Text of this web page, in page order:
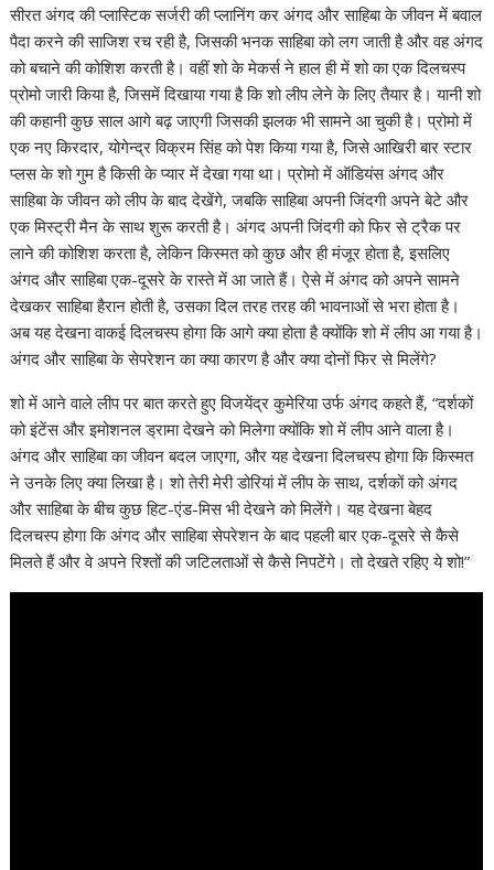
सीरत अंगद की प्लास्टिक सर्जरी की प्लानिंग कर अंगद और साहिबा के जीवन में बवाल
पैदा करने की साजिश रच रही है, जिसकी भनक साहिबा को लग जाती है और वह अंगद
को बचाने की कोशिश करती है। वहीं शो के मेकर्स ने हाल ही में शो का एक दिलचस्प
प्रोमो जारी किया है, जिसमें दिखाया गया है कि शो लीप लेने के लिए तैयार है। यानी शो
की कहानी कुछ साल आगे बढ़ जाएगी जिसकी झलक भी सामने आ चुकी है। प्रोमो में
एक नए किरदार, योगेन्द्र विक्रम सिंह को पेश किया गया है, जिसे आखिरी बार स्टार
प्लस के शो गुम है किसी के प्यार में देखा गया था। प्रोमो में ऑडियंस अंगद और
साहिबा के जीवन को लीप के बाद देखेंगे, जबकि साहिबा अपनी जिंदगी अपने बेटे और
एक मिस्ट्री मैन के साथ शुरू करती है। अंगद अपनी जिंदगी को फिर से ट्रैक पर
लाने की कोशिश करता है, लेकिन किस्मत को कुछ और ही मंजूर होता है, इसलिए
अंगद और साहिबा एक-दूसरे के रास्ते में आ जाते हैं। ऐसे में अंगद को अपने सामने
देखकर साहिबा हैरान होती है, उसका दिल तरह तरह की भावनाओं से भरा होता है।
अब यह देखना वाकई दिलचस्प होगा कि आगे क्या होता है क्योंकि शो में लीप आ गया है।
अंगद और साहिबा के सेपरेशन का क्या कारण है और क्या दोनों फिर से मिलेंगे?
शो में आने वाले लीप पर बात करते हुए विजयेंद्र कुमेरिया उर्फ अंगद कहते हैं, “दर्शकों
को इंटेंस और इमोशनल ड्रामा देखने को मिलेगा क्योंकि शो में लीप आने वाला है।
अंगद और साहिबा का जीवन बदल जाएगा, और यह देखना दिलचस्प होगा कि किस्मत
ने उनके लिए क्या लिखा है। शो तेरी मेरी डोरियां में लीप के साथ, दर्शकों को अंगद
और साहिबा के बीच कुछ हिट-एंड-मिस भी देखने को मिलेंगे। यह देखना बेहद
दिलचस्प होगा कि अंगद और साहिबा सेपरेशन के बाद पहली बार एक-दूसरे से कैसे
मिलते हैं और वे अपने रिश्तों की जटिलताओं से कैसे निपटेंगे। तो देखते रहिए ये शो!”